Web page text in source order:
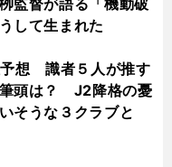
監督が語る「機動破
して生まれた
想 識者５人が推す
頭は？ J2降格の憂
そうな３クラブと